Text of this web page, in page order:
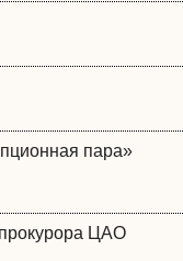
пара»
прокурора ЦАО